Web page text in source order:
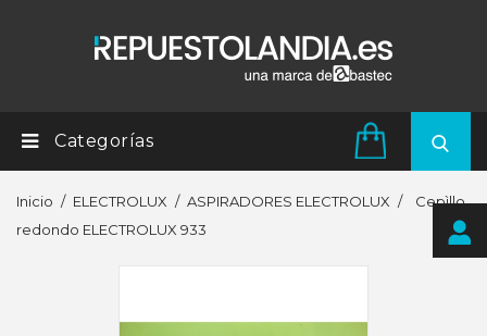
Categorías
Inicio ELECTROLUX ASPIRADORES ELECTROLUX
Cepìllo
redondo ELECTROLUX 933